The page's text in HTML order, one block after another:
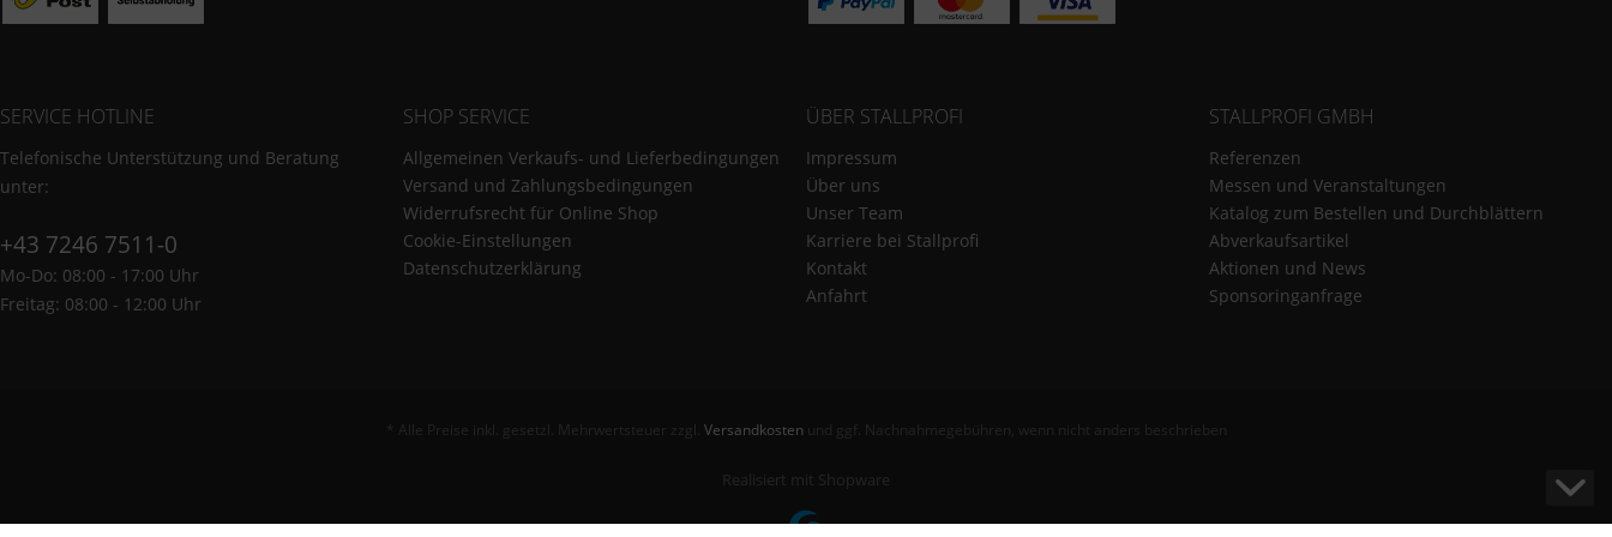
SERVICE HOTLINE
Telefonische Unterstützung und Beratung
unter:
+43 7246 7511-0
Mo-Do: 08:00 - 17:00 Uhr
Freitag: 08:00 - 12:00 Uhr
SHOP SERVICE
Allgemeinen Verkaufs- und Lieferbedingungen
Versand und Zahlungsbedingungen
Widerrufsrecht für Online Shop
Cookie-Einstellungen
Datenschutzerklärung
ÜBER STALLPROFI
Impressum
Über uns
Unser Team
Karriere bei Stallprofi
Kontakt
Anfahrt
STALLPROFI GMBH
Referenzen
Messen und Veranstaltungen
Katalog zum Bestellen und Durchblättern
Abverkaufsartikel
Aktionen und News
Sponsoringanfrage
* Alle Preise inkl. gesetzl. Mehrwertsteuer zzgl. Versandkostenund ggf. Nachnahmegebühren, wenn nicht anders beschrieben
Realisiert mit Shopware